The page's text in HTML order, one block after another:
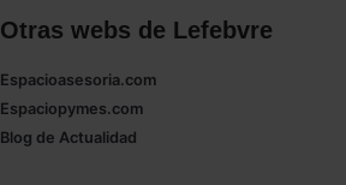
Otras webs de Lefebvre
Espacioasesoria.com
Espaciopymes.com
Blog de Actualidad